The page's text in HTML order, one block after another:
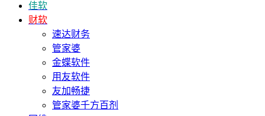
佳软
财软
速达财务
管家婆
金蝶软件
用友软件
友加畅捷
管家婆千方百剂